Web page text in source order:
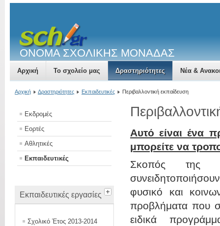
ΟΝΟΜΑ ΣΧΟΛΙΚΗΣ ΜΟΝΑΔΑΣ
Αρχική Το σχολείο μας Δραστηριότητες Νέα &
Αρχική Δραστηριότητες Εκπαιδευτικές Περιβαλλοντική εκπαίδευση
Εκδρομές
Εορτές
Αθλητικές
Εκπαιδευτικές
Εκπαιδευτικές εργασίες
Σχολικό Έτος 2013-2014
Αυτό είναι ένα
μπορείτε να
Σκοπός της
φυσικό και
προβλήματα που
ειδικά